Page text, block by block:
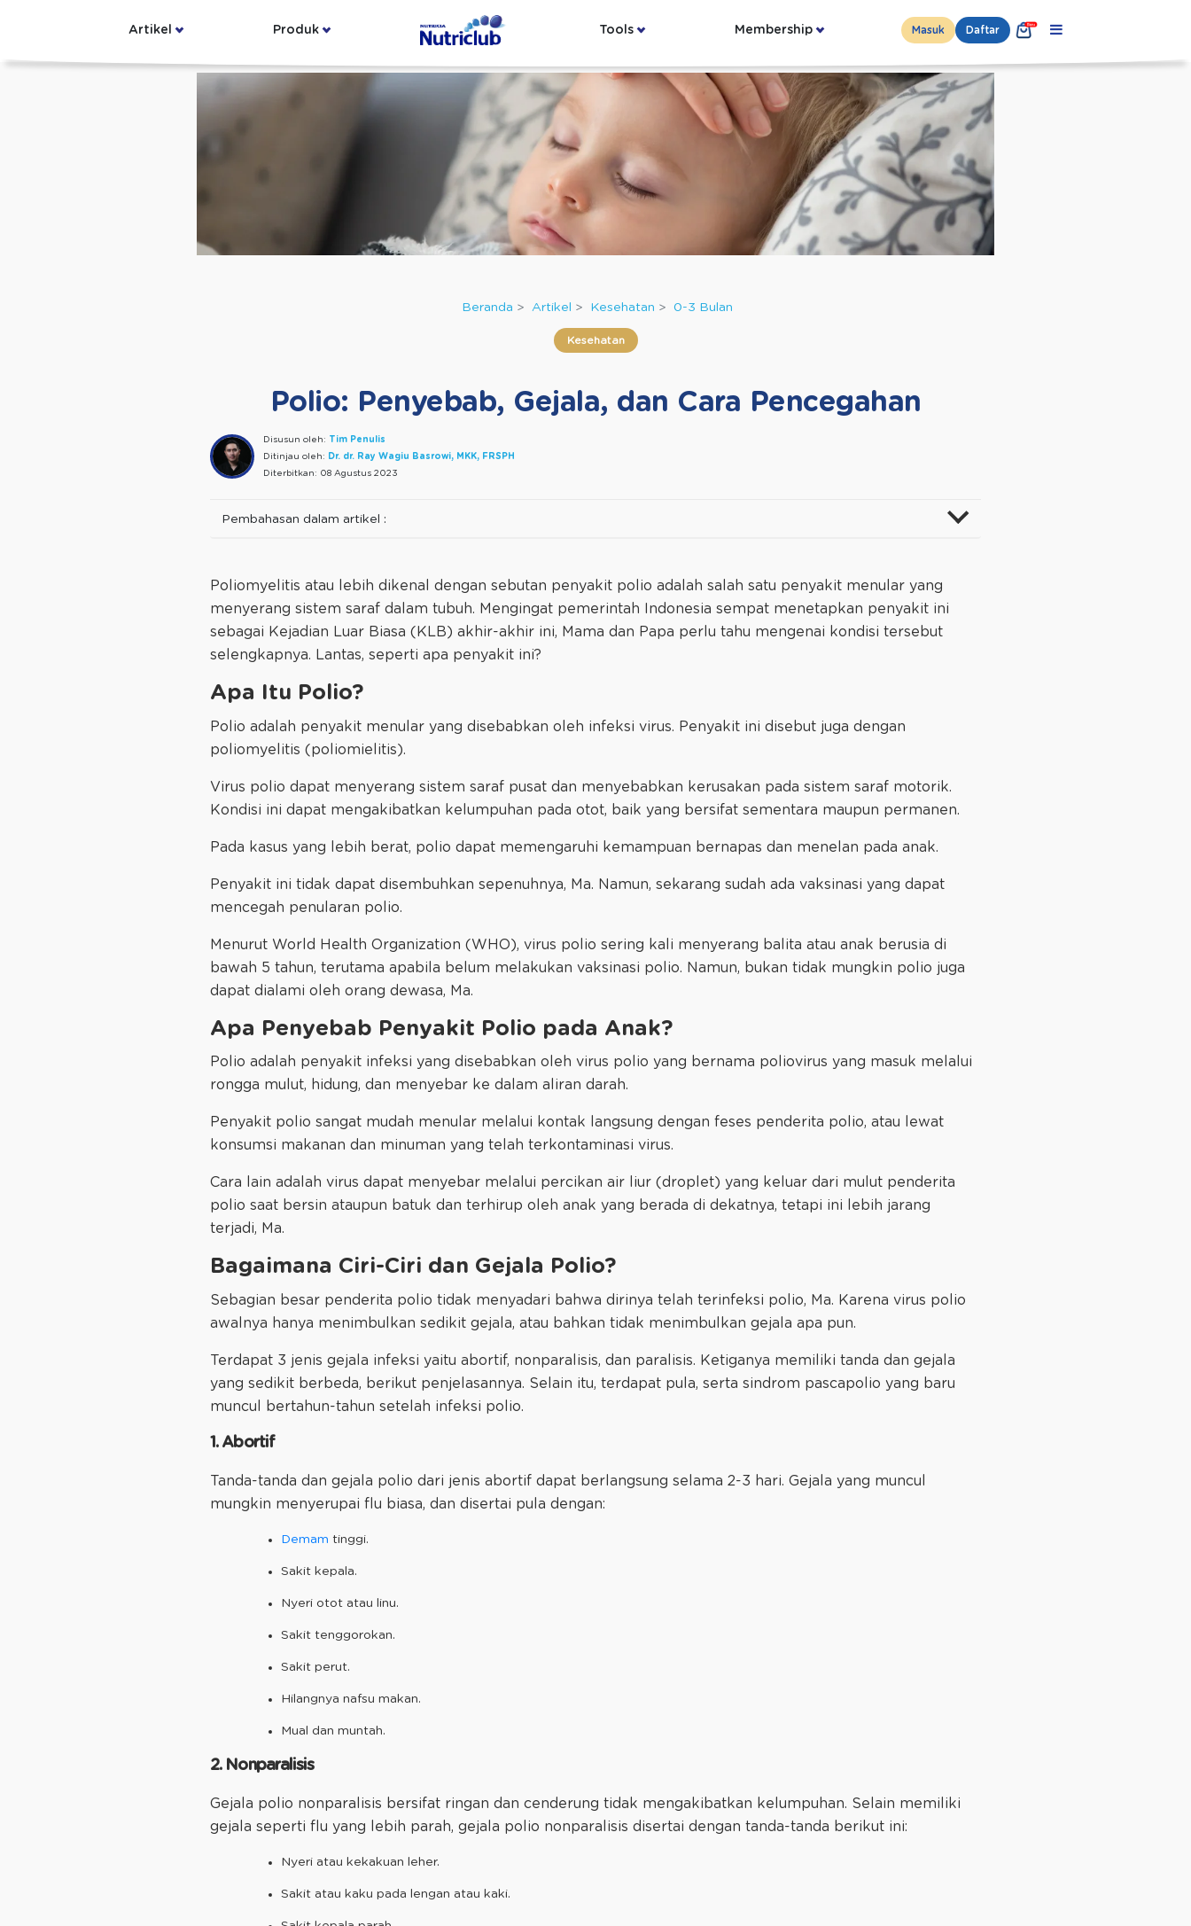
Artikel Produk Tools Membership Masuk Daftar
Beranda Artikel Kesehatan 0-3 Bulan
Kesehatan
Polio: Penyebab, Gejala, dan Cara Pencegahan
Disusun oleh: Tim Penulis
Ditinjau oleh: Dr. dr. Ray Wagiu Basrowi, MKK, FRSPH
Diterbitkan: 08 Agustus 2023
Pembahasan dalam artikel :
Poliomyelitis atau lebih dikenal dengan sebutan penyakit polio adalah salah satu penyakit menular yang
menyerang sistem saraf dalam tubuh. Mengingat pemerintah Indonesia sempat menetapkan penyakit ini
sebagai Kejadian Luar Biasa (KLB) akhir-akhir ini, Mama dan Papa perlu tahu mengenai kondisi tersebut
selengkapnya. Lantas, seperti apa penyakit ini?
Apa Itu Polio?
Polio adalah penyakit menular yang disebabkan oleh infeksi virus. Penyakit ini disebut juga dengan
poliomyelitis (poliomielitis).
Virus polio dapat menyerang sistem saraf pusat dan menyebabkan kerusakan pada sistem saraf motorik.
Kondisi ini dapat mengakibatkan kelumpuhan pada otot, baik yang bersifat sementara maupun permanen.
Pada kasus yang lebih berat, polio dapat memengaruhi kemampuan bernapas dan menelan pada anak.
Penyakit ini tidak dapat disembuhkan sepenuhnya, Ma. Namun, sekarang sudah ada vaksinasi yang dapat
mencegah penularan polio.
Menurut World Health Organization (WHO), virus polio sering kali menyerang balita atau anak berusia di
bawah 5 tahun, terutama apabila belum melakukan vaksinasi polio. Namun, bukan tidak mungkin polio juga
dapat dialami oleh orang dewasa, Ma.
Apa Penyebab Penyakit Polio pada Anak?
Polio adalah penyakit infeksi yang disebabkan oleh virus polio yang bernama poliovirus yang masuk melalui
rongga mulut, hidung, dan menyebar ke dalam aliran darah.
Penyakit polio sangat mudah menular melalui kontak langsung dengan feses penderita polio, atau lewat
konsumsi makanan dan minuman yang telah terkontaminasi virus.
Cara lain adalah virus dapat menyebar melalui percikan air liur (droplet) yang keluar dari mulut penderita
polio saat bersin ataupun batuk dan terhirup oleh anak yang berada di dekatnya, tetapi ini lebih jarang
terjadi, Ma.
Bagaimana Ciri-Ciri dan Gejala Polio?​​​​​​​
Sebagian besar penderita polio tidak menyadari bahwa dirinya telah terinfeksi polio, Ma. Karena virus polio
awalnya hanya menimbulkan sedikit gejala, atau bahkan tidak menimbulkan gejala apa pun.
Terdapat 3 jenis gejala infeksi yaitu abortif, nonparalisis, dan paralisis. Ketiganya memiliki tanda dan gejala
yang sedikit berbeda, berikut penjelasannya. Selain itu, terdapat pula, serta sindrom pascapolio yang baru
muncul bertahun-tahun setelah infeksi polio.
1. Abortif
Tanda-tanda dan gejala polio dari jenis abortif dapat berlangsung selama 2-3 hari. Gejala yang muncul
mungkin menyerupai flu biasa, dan disertai pula dengan:
Demam tinggi.
Sakit kepala.
Nyeri otot atau linu.
Sakit tenggorokan.
Sakit perut.
Hilangnya nafsu makan.
Mual dan muntah.
2. Nonparalisis
Gejala polio nonparalisis bersifat ringan dan cenderung tidak mengakibatkan kelumpuhan. Selain memiliki
gejala seperti flu yang lebih parah, gejala polio nonparalisis disertai dengan tanda-tanda berikut ini:
Nyeri atau kekakuan leher.
Sakit atau kaku pada lengan atau kaki.